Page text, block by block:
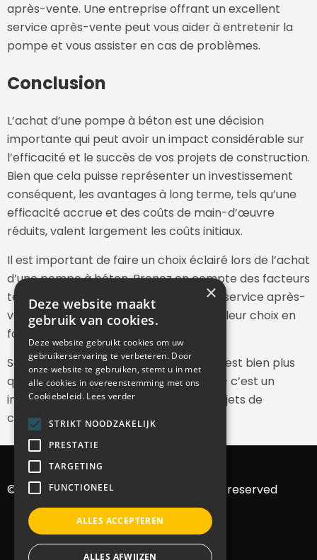
après-vente. Une entreprise offrant un excellent
service après-vente peut vous aider à entretenir la
pompe et vous assister en cas de problèmes.
Conclusion
L’achat d’une pompe à béton est une décision
importante qui peut avoir un impact considérable sur
l’efficacité et le succès de vos projets de construction.
Bien que cela puisse représenter un investissement
conséquent, les avantages à long terme, tels qu’une
efficacité accrue et des coûts de main-d’œuvre
réduits, valent largement les coûts initiaux.
Il est important de faire un choix éclairé lors de l’achat
d’une pompe à béton. Prenez en compte des facteurs
tels que le prix, la marque, la taille et le service après-
vente pour vous assurer de faire le meilleur choix en
fonction de vos besoins spécifiques.
Souvenez-vous qu’une pompe à béton est bien plus
qu’un simple matériel de construction – c’est un
investissement dans l’avenir de vos projets de
construction.
© 2022 Bvba MMB machines – All rights reserved
×
Deze website maakt
gebruik van cookies.
Deze website gebruikt cookies om uw
gebruikerservaring te verbeteren. Door
onze website te gebruiken, stemt u in met
alle cookies in overeenstemming met ons
Cookiebeleid. Lees verder
STRIKT NOODZAKELIJK
PRESTATIE
TARGETING
FUNCTIONEEL
ALLES ACCEPTEREN
ALLES AFWIJZEN